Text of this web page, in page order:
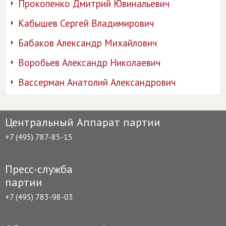
Прокопенко Дмитрий Ювинальевич
Кабышев Сергей Владимирович
Бабаков Александр Михайлович
Воробьев Александр Николаевич
Вассерман Анатолий Александрович
Центральный Аппарат партии
+7 (495) 787-85-15
Пресс-служба
партии
+7 (495) 783-98-03